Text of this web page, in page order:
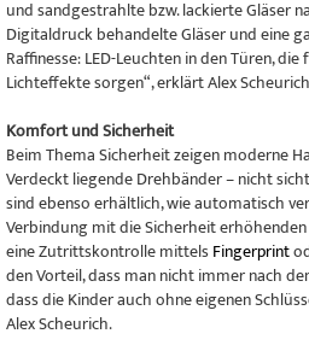
und sandgestrahlte bzw. lackierte Gläser
Digitaldruck behandelte Gläser und eine
Raffinesse: LED-Leuchten in den Türen,
Lichteffekte sorgen“, erklärt Alex
Komfort und Sicherheit
Beim Thema Sicherheit zeigen moderne
Verdeckt liegende Drehbänder – nicht
sind ebenso erhältlich, wie automatisch
Verbindung mit die Sicherheit
eine Zutrittskontrolle mittelsFingerprint
den Vorteil, dass man nicht immer nach
dass die Kinder auch ohne eigenen
Alex Scheurich.